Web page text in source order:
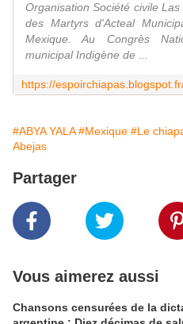
Organisation Société civile
des Martyrs d'Acteal
Mexique. Au Congrès
municipal Indigène de ...
#ABYA YALA #Mexique #Le
Abejas
Partager
Vous aimerez aussi
Chansons censurées de la